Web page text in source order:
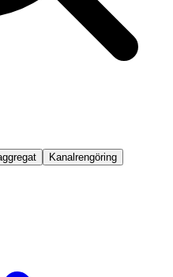
Kanalrengöring